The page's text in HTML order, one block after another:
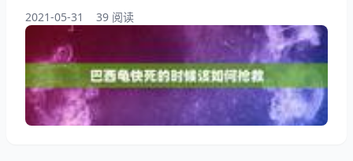
巴西龟奄奄一息了，好像快要死了。怎么办？你知道这
是怎么回事？其实巴西龟快死了怎么办，下面就一起来
看看跪求急救快死巴西龟的方法，希望能够帮助到大
家！ 巴西龟快死的时候该如何抢救 你家龟龟应该是患
上越冬死亡症。 病因：冬眠前，龟太小或体质弱；冬
眠中气温、水温偏低，龟体内储存的营养不能满足冬眠
期的需要
2021-05-31 39 阅读